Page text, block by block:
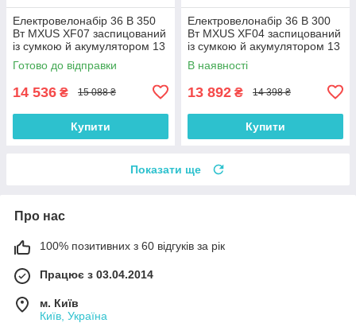
Електровелонабір 36 В 350
Вт MXUS XF07 заспицований
із сумкою й акумулятором 13
А/год
Готово до відправки
14 536 ₴ 15 088 ₴
Купити
Електровелонабір 36 В 300
Вт MXUS XF04 заспицований
із сумкою й акумулятором 13
А/год
В наявності
13 892 ₴ 14 398 ₴
Купити
Показати ще
Про нас
100% позитивних з 60 відгуків за рік
Працює з 03.04.2014
м. Київ
Київ, Україна